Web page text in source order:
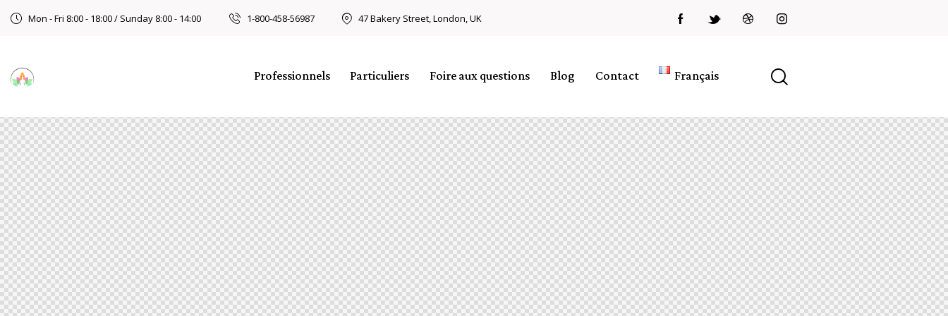
Mon - Fri 8:00 - 18:00 / Sunday 8:00 - 14:00 1-800-458-56987 47 Bakery Street, London, UK
Professionnels Particuliers Foire aux questions Blog Contact Français